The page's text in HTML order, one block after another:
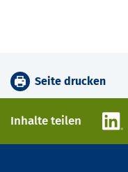
Seite drucken
Inhalte teilen